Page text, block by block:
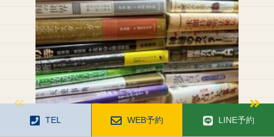
TEL WEB予約 LINE予約